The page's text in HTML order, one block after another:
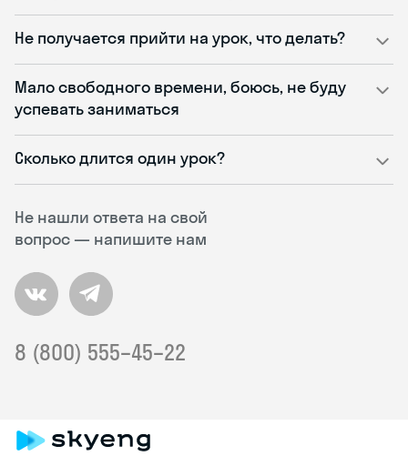
Не нашли ответа на свой
вопрос — напишите нам
8 (800) 555–45–22
Не получается прийти на урок, что делать?
Мало свободного времени, боюсь, не буду
успевать заниматься
Сколько длится один урок?